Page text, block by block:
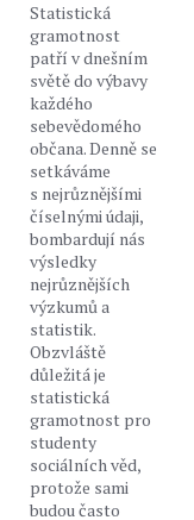
Statistická
gramotnost
patří v dnešním
světě do výbavy
každého
sebevědomého
občana. Denně se
setkáváme
s nejrůznějšími
číselnými údaji,
bombardují nás
výsledky
nejrůznějších
výzkumů a
statistik.
Obzvláště
důležitá je
statistická
gramotnost pro
studenty
sociálních věd,
protože sami
budou často